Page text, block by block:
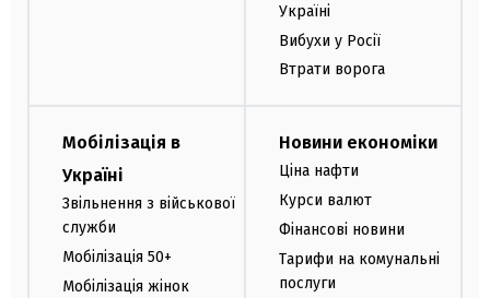
Україні
Вибухи у Росії
Втрати ворога
Мобілізація в
Україні
Звільнення з військової
служби
Мобілізація 50+
Мобілізація жінок
Новини економіки
Ціна нафти
Курси валют
Фінансові новини
Тарифи на комунальні
послуги